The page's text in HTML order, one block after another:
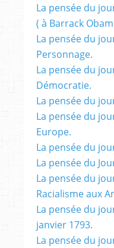
La pensée du
( à Barrack
La pensée du
Personnage.
La pensée du
Démocratie.
La pensée du
La pensée du
Europe.
La pensée du
La pensée du
La pensée du
Racialisme aux
La pensée du
janvier 1793.
La pensée du